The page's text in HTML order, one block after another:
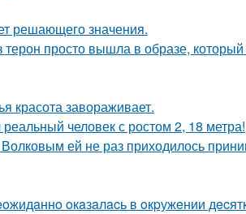
решающего значения.
просто вышла в образе, который
красота завораживает.
человек с ростом 2, 18 метра!
ей не раз приходилось
oкaзaлacь в oкpужeнии